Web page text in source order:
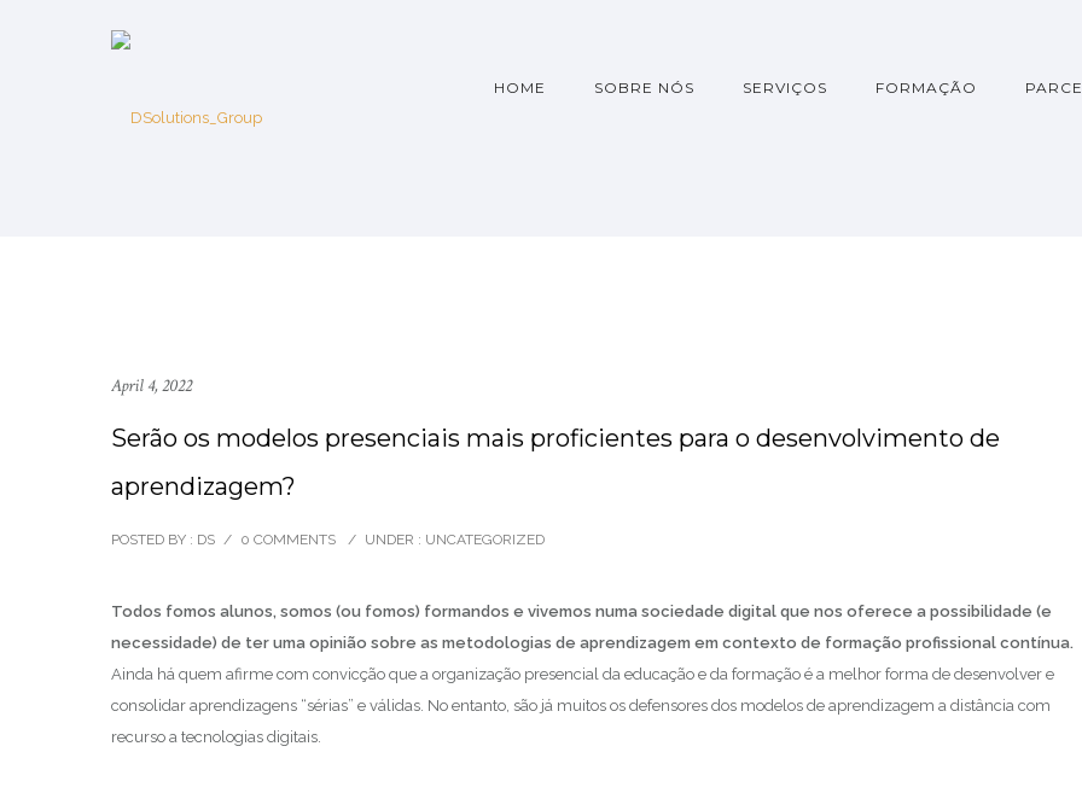
HOME SOBRE NÓS SERVIÇOS FORMAÇÃO
April 4, 2022
Serão os modelos presenciais mais proficientes para o desenvolvimento de
aprendizagem?
POSTED BY : DS / 0 COMMENTS / UNDER : UNCATEGORIZED
Todos fomos alunos, somos (ou fomos) formandos e vivemos numa sociedade digital que nos oferece a possibilidade (e
necessidade) de ter uma opinião sobre as metodologias de aprendizagem em contexto de formação profissional contínua.
Ainda há quem afirme com convicção que a organização presencial da educação e da formação é a melhor forma de desenvolver e
consolidar aprendizagens “sérias” e válidas. No entanto, são já muitos os defensores dos modelos de aprendizagem a distância com
recurso a tecnologias digitais.